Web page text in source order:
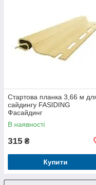
Стартова планка 3,66 м
сайдингу FASIDING
Фасайдинг
В наявності
315 ₴
Купити